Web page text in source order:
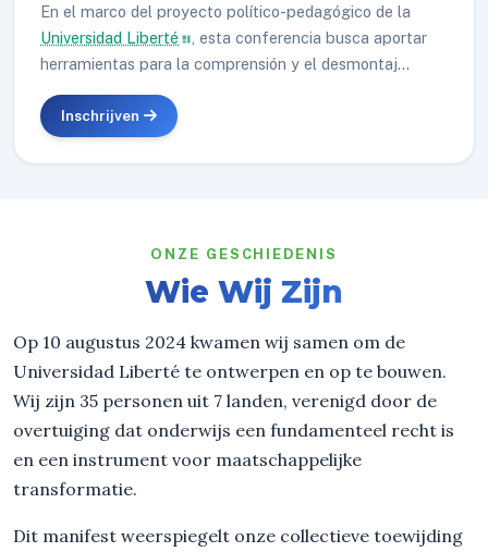
En el marco del proyecto político-pedagógico de la
Universidad Liberté
, esta conferencia busca aportar
herramientas para la comprensión y el desmontaj...
Inschrijven
ONZE GESCHIEDENIS
Wie Wij Zijn
Op 10 augustus 2024 kwamen wij samen om de
Universidad Liberté te ontwerpen en op te bouwen.
Wij zijn 35 personen uit 7 landen, verenigd door de
overtuiging dat onderwijs een fundamenteel recht is
en een instrument voor maatschappelijke
transformatie.
Dit manifest weerspiegelt onze collectieve toewijding